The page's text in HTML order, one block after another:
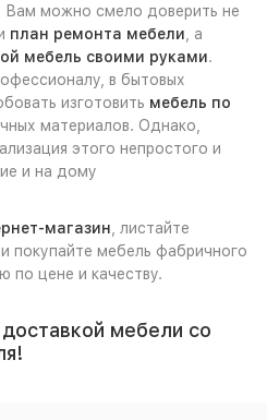
Вам можно смело доверить не
план ремонта мебели , а
мебель своими руками.
в бытовых
изготовить мебель по
материалов. Однако,
этого непростого и
и на дому
магазин , листайте
покупайте мебель фабричного
по цене и качеству.
мебели со